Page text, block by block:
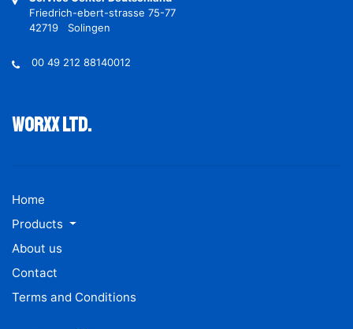
Friedrich-ebert-strasse 75-77
42719 Solingen
00 49 212 88140012
Worxx ltd.
Home
Products
About us
Contact
Terms and Conditions